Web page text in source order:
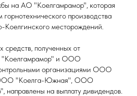
на АО "Коелгамрамор", которая
производства
месторождений.
полученных от
"Коелгамрамор" и ООО
организациями ООО
ООО "Коелга-Южная", ООО
направлены на выплату дивидендов.